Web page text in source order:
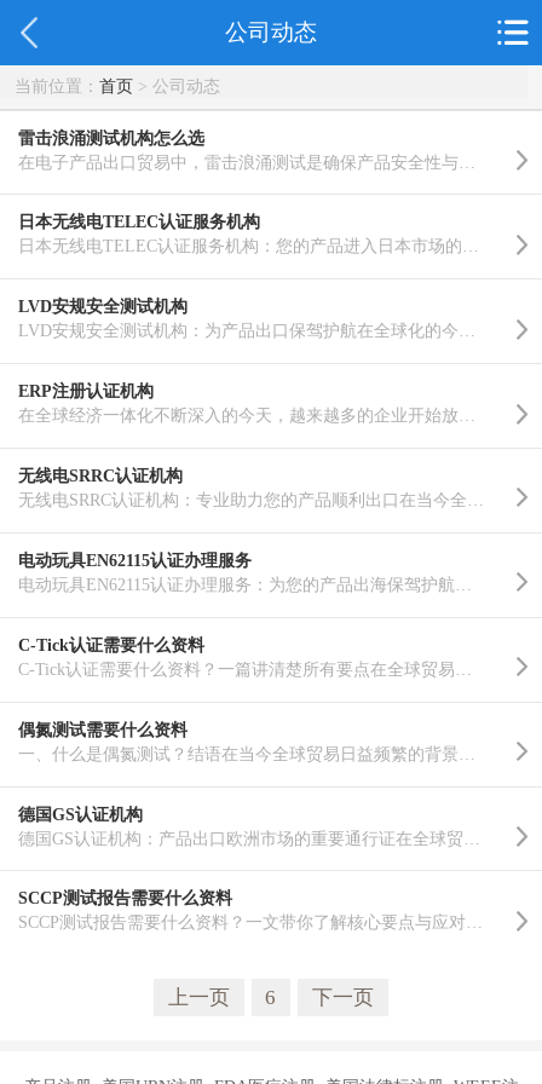
公司动态
当前位置： 首页> 公司动态
雷击浪涌测试机构怎么选
在电子产品出口贸易中，雷击浪涌测试是确保产品安全性与合规性的核心环节之一。无论是消费电子、工业设备..……
日本无线电TELEC认证服务机构
日本无线电TELEC认证服务机构：您的产品进入日本市场的可靠伙伴在全球化的贸易环境中，产品出口到不同国家..……
LVD安规安全测试机构
LVD安规安全测试机构：为产品出口保驾护航在全球化的今天，产品出口已成为众多企业拓展市场、实现增长的重..……
ERP注册认证机构
无线电SRRC认证机构
电动玩具EN62115认证办理服务
C-Tick认证需要什么资料
偶氮测试需要什么资料
德国GS认证机构
SCCP测试报告需要什么资料
SCCP测试报告需要什么资料？一文带你了解核心要点与应对策略随着全球贸易往来的日益频繁，产品出口到不同..……
上一页 6 下一页